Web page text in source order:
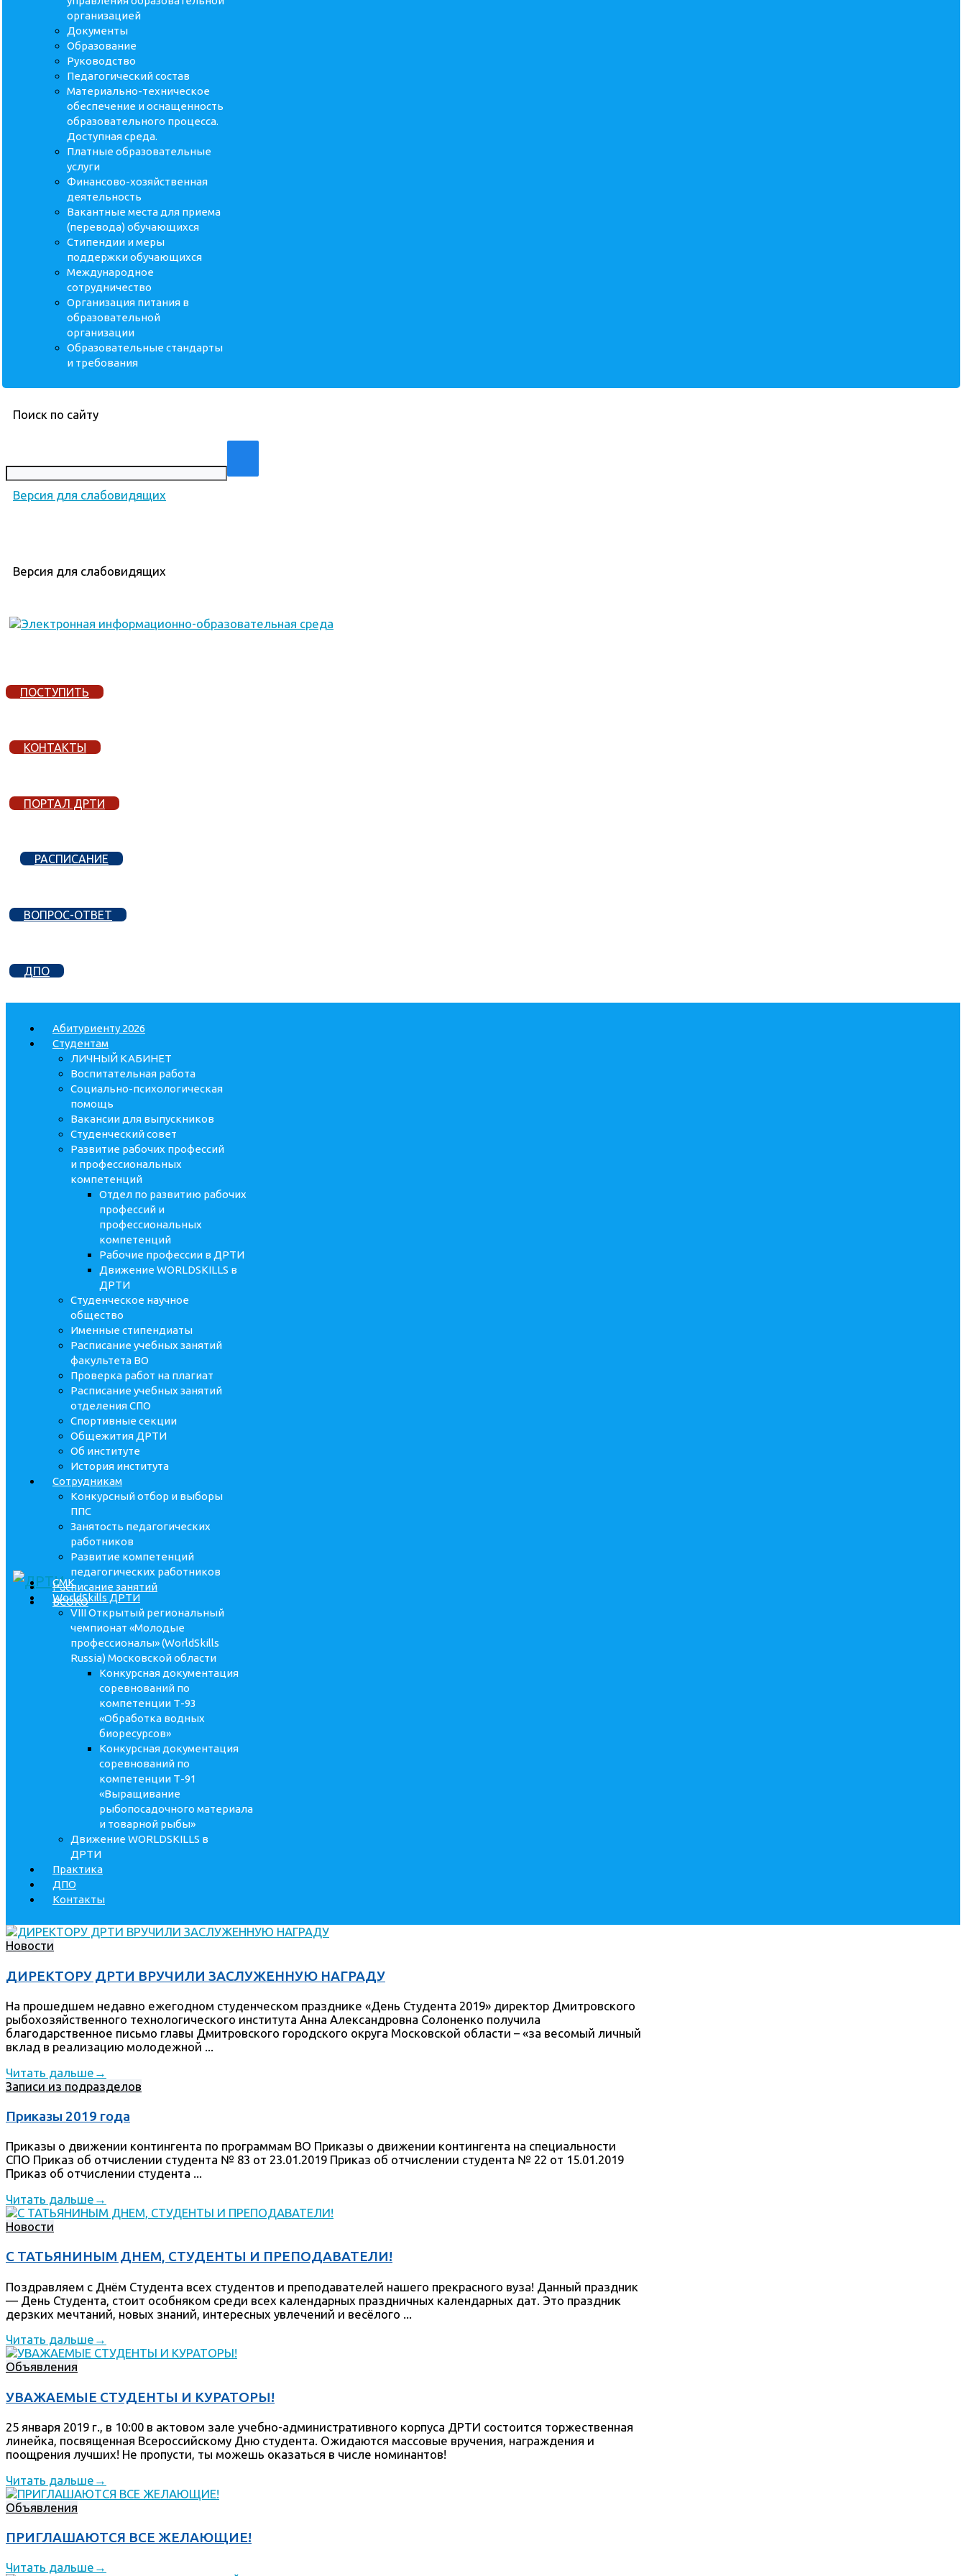
организацией
Документы
Образование
Руководство
Педагогический состав
Материально-техническое
обеспечение и оснащенность
образовательного процесса.
Доступная среда.
Платные образовательные
услуги
Финансово-хозяйственная
деятельность
Вакантные места для приема
(перевода) обучающихся
Стипендии и меры
поддержки обучающихся
Международное
сотрудничество
Организация питания в
образовательной
организации
Образовательные стандарты
и требования
Поиск по сайту
Версия для слабовидящих
Версия для слабовидящих
ПОСТУПИТЬ
КОНТАКТЫ
ПОРТАЛ ДРТИ
РАСПИСАНИЕ
ВОПРОС-ОТВЕТ
ДПО
Абитуриенту 2026
Студентам
ЛИЧНЫЙ КАБИНЕТ
Воспитательная работа
Социально-психологическая
помощь
Вакансии для выпускников
Студенческий совет
Развитие рабочих профессий
и профессиональных
компетенций
Отдел по развитию рабочих
профессий и
профессиональных
компетенций
Рабочие профессии в ДРТИ
Движение WORLDSKILLS в
ДРТИ
Студенческое научное
общество
Именные стипендиаты
Расписание учебных занятий
факультета ВО
Проверка работ на плагиат
Расписание учебных занятий
отделения СПО
Спортивные секции
Общежития ДРТИ
Об институте
История института
Сотрудникам
Конкурсный отбор и выборы
ППС
Занятость педагогических
работников
Развитие компетенций
педагогических работников
Расписание занятий
ВСОКО
СМК
WorldSkills ДРТИ
VIII Открытый региональный
чемпионат «Молодые
профессионалы» (WorldSkills
Russia) Московской области
Конкурсная документация
соревнований по
компетенции Т-93
«Обработка водных
биоресурсов»
Конкурсная документация
соревнований по
компетенции Т-91
«Выращивание
рыбопосадочного материала
и товарной рыбы»
Движение WORLDSKILLS в
ДРТИ
Практика
ДПО
Контакты
Новости
ДИРЕКТОРУ ДРТИ ВРУЧИЛИ ЗАСЛУЖЕННУЮ НАГРАДУ
На прошедшем недавно ежегодном студенческом празднике «День Студента 2019» директор Дмитровского
рыбохозяйственного технологического института Анна Александровна Солоненко получила
благодарственное письмо главы Дмитровского городского округа Московской области – «за весомый личный
вклад в реализацию молодежной ...
Читать дальше →
Записи из подразделов
Приказы 2019 года
Приказы о движении контингента по программам ВО Приказы о движении контингента на специальности
СПО Приказ об отчислении студента № 83 от 23.01.2019 Приказ об отчислении студента № 22 от 15.01.2019
Приказ об отчислении студента ...
Читать дальше →
Новости
С ТАТЬЯНИНЫМ ДНЕМ, СТУДЕНТЫ И ПРЕПОДАВАТЕЛИ!
Поздравляем с Днём Cтудента всех студентов и преподавателей нашего прекрасного вуза! Данный праздник
— День Студента, стоит особняком среди всех календарных праздничных календарных дат. Это праздник
дерзких мечтаний, новых знаний, интересных увлечений и весёлого ...
Читать дальше →
Объявления
УВАЖАЕМЫЕ СТУДЕНТЫ И КУРАТОРЫ!
25 января 2019 г., в 10:00 в актовом зале учебно-административного корпуса ДРТИ состоится торжественная
линейка, посвященная Всероссийскому Дню студента. Ожидаются массовые вручения, награждения и
поощрения лучших! Не пропусти, ты можешь оказаться в числе номинантов!
Читать дальше →
Объявления
ПРИГЛАШАЮТСЯ ВСЕ ЖЕЛАЮЩИЕ!
Читать дальше →